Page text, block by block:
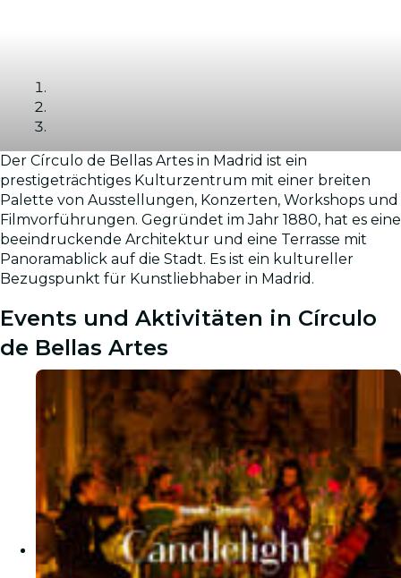
Galerie
Der Círculo de Bellas Artes in Madrid ist ein
prestigeträchtiges Kulturzentrum mit einer breiten
Palette von Ausstellungen, Konzerten, Workshops und
Filmvorführungen. Gegründet im Jahr 1880, hat es eine
beeindruckende Architektur und eine Terrasse mit
Panoramablick auf die Stadt. Es ist ein kultureller
Bezugspunkt für Kunstliebhaber in Madrid.
Events und Aktivitäten in Círculo
de Bellas Artes